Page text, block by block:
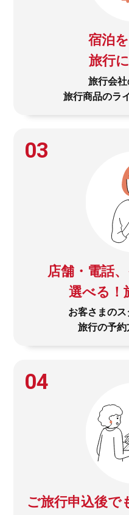
宿泊
旅行
旅行会
旅行商品のラ
03
店舗・電話
選べる！
お客さまの
旅行の予
04
ご旅行申込後で